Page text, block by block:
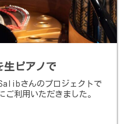
生ピアノで
Salibさんのプロジェクトで
ご利用いただきました。